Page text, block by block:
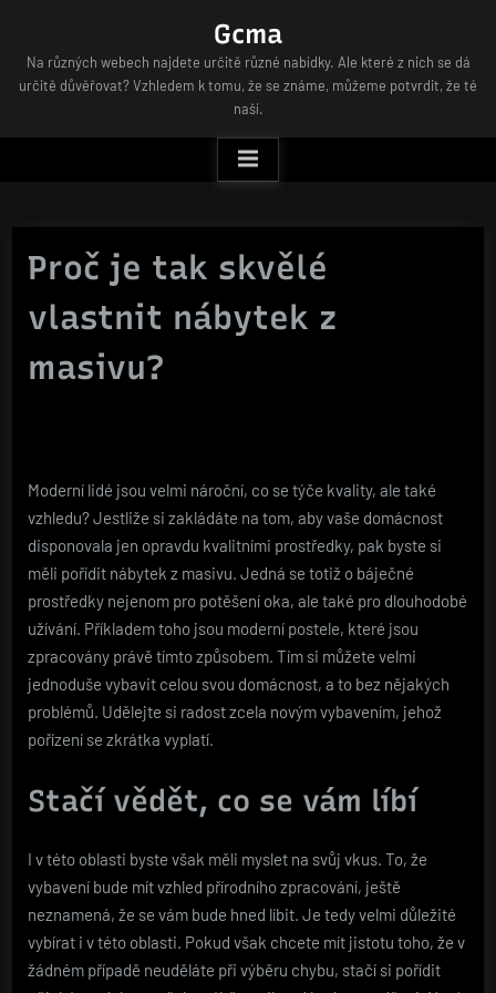
content
Gcma
Na různých webech najdete určitě různé nabídky. Ale které z nich se dá
určitě důvěřovat? Vzhledem k tomu, že se známe, můžeme potvrdit, že té
naší.
Proč je tak skvělé
vlastnit nábytek z
masivu?
Moderní lidé jsou velmi nároční, co se týče kvality, ale také
vzhledu? Jestliže si zakládáte na tom, aby vaše domácnost
disponovala jen opravdu kvalitními prostředky, pak byste si
měli pořídit nábytek z masivu. Jedná se totiž o báječné
prostředky nejenom pro potěšení oka, ale také pro dlouhodobé
užívání. Příkladem toho jsou moderní postele, které jsou
zpracovány právě tímto způsobem. Tím si můžete velmi
jednoduše vybavit celou svou domácnost, a to bez nějakých
problémů. Udělejte si radost zcela novým vybavením, jehož
pořízení se zkrátka vyplatí.
Stačí vědět, co se vám líbí
I v této oblasti byste však měli myslet na svůj vkus. To, že
vybavení bude mít vzhled přírodního zpracování, ještě
neznamená, že se vám bude hned líbit. Je tedy velmi důležité
vybírat i v této oblasti. Pokud však chcete mít jistotu toho, že v
žádném případě neuděláte při výběru chybu, stačí si pořídit